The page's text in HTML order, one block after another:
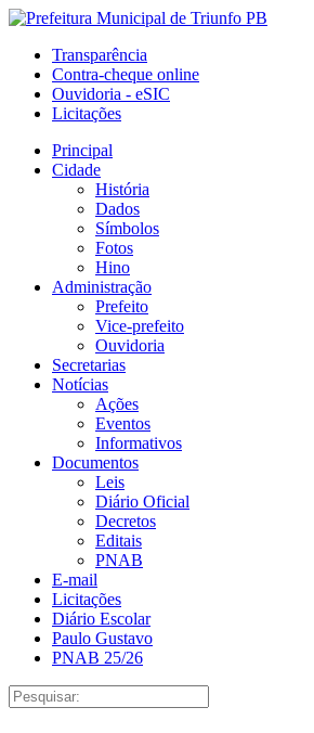
Transparência
Contra-cheque online
Ouvidoria - eSIC
Licitações
Principal
Cidade
História
Dados
Símbolos
Fotos
Hino
Administração
Prefeito
Vice-prefeito
Ouvidoria
Secretarias
Notícias
Ações
Eventos
Informativos
Documentos
Leis
Diário Oficial
Decretos
Editais
PNAB
E-mail
Licitações
Diário Escolar
Paulo Gustavo
PNAB 25/26